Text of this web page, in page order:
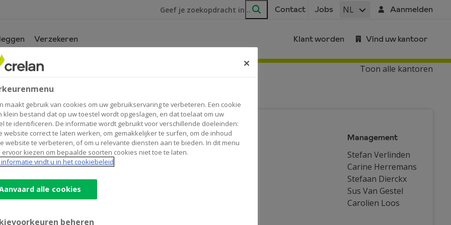
Ik ben op zoek naar
Zoeken
Contact Jobs NL Aanmelden
Verzekeren Klant worden Vind uw kantoor
Maakhiervan
Invest
Finance
Beerse
mijn kantoor Toon alle kantoren
Contactgegevens
Kantoor & Geldautomaat
Lindenlaan 352340BEERSE
Routenaar
Assur
Finance
+32 14/614655
Geldautomaat
Management
Stefan Verlinden
Carine Herremans
Stefaan Dierckx
Sus Van Gestel
Carolien Loos
maakt gebruik van cookies om uw gebruikservaring te verbeteren. Een cookie
klein bestand dat op uw toestel wordt opgeslagen, en dat toelaat om uw
te identificeren. De informatie wordt gebruikt voor verschillende doeleinden:
website correct te laten werken, om gemakkelijker te surfen, om de inhoud
website te verbeteren, of om u relevante diensten aan te bieden. In dit menu
ervoor kiezen om bepaalde soorten cookies niet toe te laten.
vindt u in het cookiebeleid
alle cookies
beheren